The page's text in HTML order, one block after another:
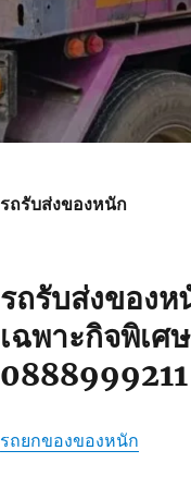
รถรับส่งของหนัก
รถรับส่งของ
เฉพาะกิจพิเศ
0888999211
รถยกของของหนัก